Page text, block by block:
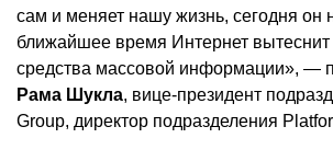
сам и меняет нашу жизнь, сегодня он
ближайшее время Интернет
средства массовой информации», —
Рама Шукла, вице-президент
Group, директор подразделения